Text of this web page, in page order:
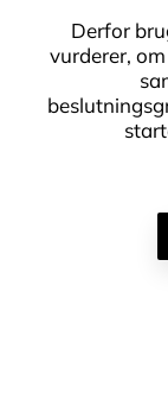
Derfor
vurderer,